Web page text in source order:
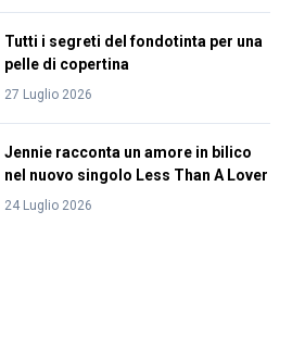
Tutti i segreti del fondotinta per una
pelle di copertina
27 Luglio 2026
Jennie racconta un amore in bilico
nel nuovo singolo Less Than A Lover
24 Luglio 2026